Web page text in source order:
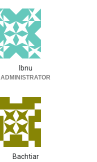
Ibnu
ADMINISTRATOR
Bachtiar